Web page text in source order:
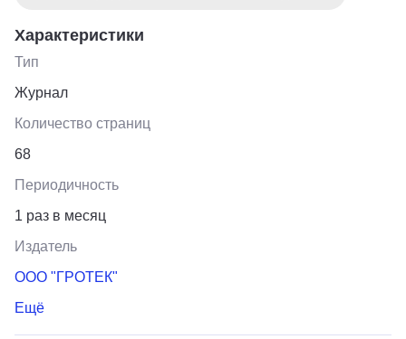
Характеристики
Тип
Журнал
Количество страниц
68
Периодичность
1 раз в месяц
Издатель
ООО "ГРОТЕК"
Ещё